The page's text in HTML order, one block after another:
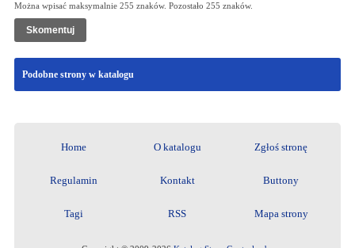
Można wpisać maksymalnie 255 znaków. Pozostało 255 znaków.
Podobne strony w katalogu
Home O katalogu Zgłoś stronę
Regulamin Kontakt Buttony
Tagi RSS Mapa strony